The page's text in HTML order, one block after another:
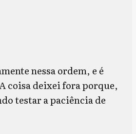
nessa ordem, e é
coisa deixei fora porque,
testar a paciência de